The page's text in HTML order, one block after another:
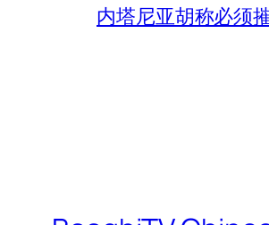
内塔尼亚胡称必须